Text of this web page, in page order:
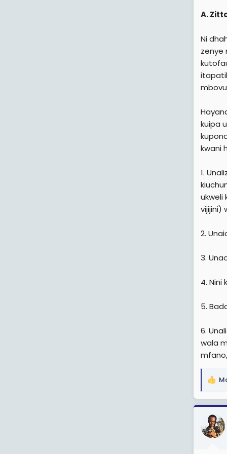
A.
Ni
zenye
kuipa
kwani
1.
ukweli
vijijini)
2.
3.
4. Nini
5.
6.
wala
R
a
c
t
i